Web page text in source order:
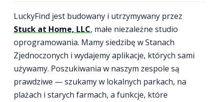
LuckyFind jest budowany i utrzymywany przez
Stuck at Home, LLC, małe niezależne studio
oprogramowania. Mamy siedzibę w Stanach
Zjednoczonych i wydajemy aplikacje, których sami
używamy. Poszukiwania w naszym zespole są
prawdziwe — szukamy w lokalnych parkach, na
plażach i starych farmach, a funkcje, które